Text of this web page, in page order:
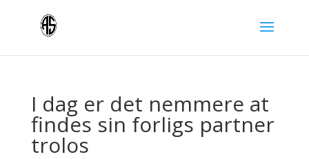
I dag er det nemmere at
findes sin forligs partner
trolos